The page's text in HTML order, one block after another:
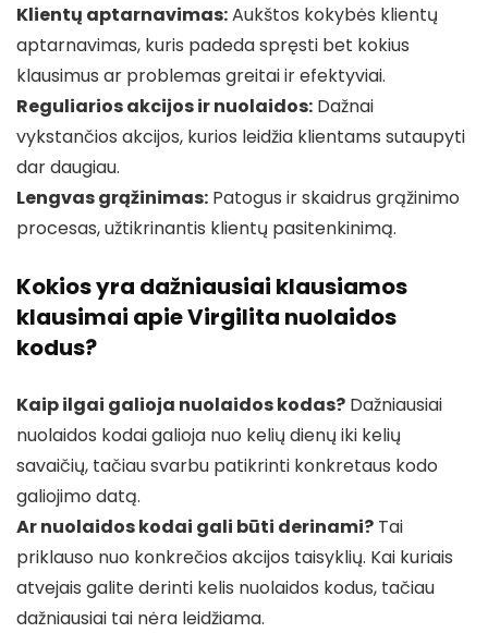
Klientų aptarnavimas:Aukštos kokybės klientų
aptarnavimas, kuris padeda spręsti bet kokius
klausimus ar problemas greitai ir efektyviai.
Reguliarios akcijos ir nuolaidos: Dažnai
vykstančios akcijos, kurios leidžia klientams sutaupyti
dar daugiau.
Lengvas grąžinimas: Patogus ir skaidrus grąžinimo
procesas, užtikrinantis klientų pasitenkinimą.
Kokios yra dažniausiai klausiamos
klausimai apie Virgilita nuolaidos
kodus?
Kaip ilgai galioja nuolaidos kodas? Dažniausiai
nuolaidos kodai galioja nuo kelių dienų iki kelių
savaičių, tačiau svarbu patikrinti konkretaus kodo
galiojimo datą.
Ar nuolaidos kodai gali būti derinami? Tai
priklauso nuo konkrečios akcijos taisyklių. Kai kuriais
atvejais galite derinti kelis nuolaidos kodus, tačiau
dažniausiai tai nėra leidžiama.